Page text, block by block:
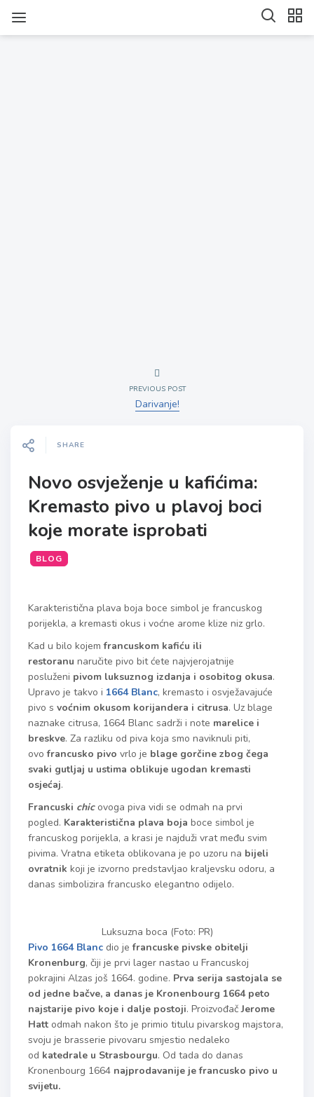
PREVIOUS POST
Darivanje!
SHARE
Novo osvježenje u kafićima:
Kremasto pivo u plavoj boci
koje morate isprobati
BLOG
Karakteristična plava boja boce simbol je francuskog
porijekla, a kremasti okus i voćne arome klize niz grlo.
Kad u bilo kojem francuskom kafiću ili
restoranu naručite pivo bit ćete najvjerojatnije
posluženi pivom luksuznog izdanja i osobitog okusa.
Upravo je takvo i 1664 Blanc, kremasto i osvježavajuće
pivo s voćnim okusom korijandera i citrusa. Uz blage
naznake citrusa, 1664 Blanc sadrži i note marelice i
breskve. Za razliku od piva koja smo naviknuli piti,
ovofrancusko pivo vrlo je blage gorčine zbog čega
svaki gutljaj u ustima oblikuje ugodan kremasti
osjećaj.
Francuski chicovoga piva vidi se odmah na prvi
pogled. Karakteristična plava boja boce simbol je
francuskog porijekla, a krasi je najduži vrat među svim
pivima. Vratna etiketa oblikovana je po uzoru na bijeli
ovratnik koji je izvorno predstavljao kraljevsku odoru, a
danas simbolizira francusko elegantno odijelo.
Luksuzna boca (Foto: PR)
Pivo 1664 Blanc dio je francuske pivske obitelji
Kronenburg, čiji je prvi lager nastao u Francuskoj
pokrajini Alzas još 1664. godine. Prva serija sastojala se
od jedne bačve, a danas je Kronenbourg 1664 peto
najstarije pivo koje i dalje postoji. ProizvođačJerome
Hatt odmah nakon što je primio titulu pivarskog majstora,
svoju je brasserie pivovaru smjestio nedaleko
od katedrale u Strasbourgu. Od tada do danas
Kronenbourg 1664 najprodavanije je francusko pivo u
svijetu.